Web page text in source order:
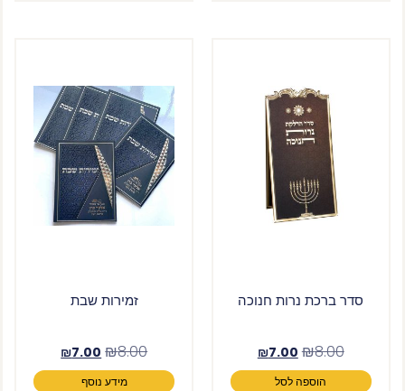
סדר ברכת נרות חנוכה
₪8.00
₪7.00
הוספה לסל
זמירות שבת
₪8.00
₪7.00
מידע נוסף